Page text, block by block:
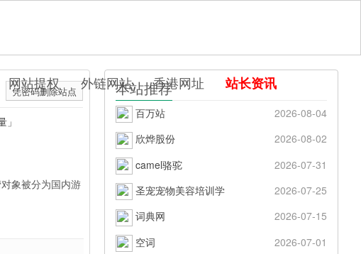
网站提权 外链网站 香港网址 站长资讯
凭密码删除站点
」
象被分为国内游
本站推荐
百万站
2026-08-04
欣烨股份
2026-08-02
camel骆驼
2026-07-31
圣宠宠物美容培训学
2026-07-25
词典网
2026-07-15
空词
2026-07-01